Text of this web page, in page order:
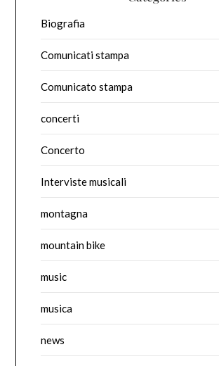
Biografia
Comunicati stampa
Comunicato stampa
concerti
Concerto
Interviste musicali
montagna
mountain bike
music
musica
news